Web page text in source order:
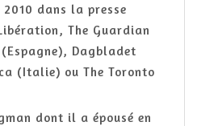
dans la presse
The Guardian
Dagbladet
(Italie) ou The Toronto
dont il a épousé en